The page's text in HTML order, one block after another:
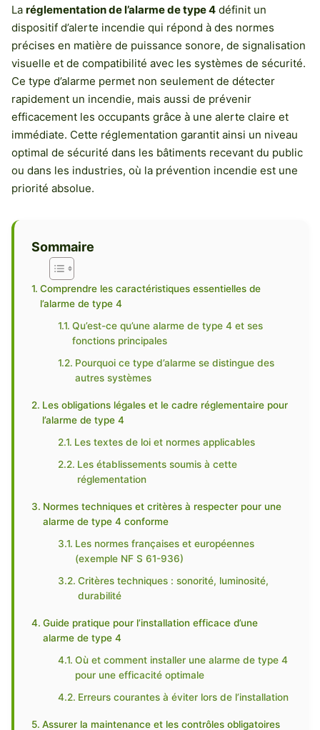
La réglementation de l’alarme de type 4 définit un
dispositif d’alerte incendie qui répond à des normes
précises en matière de puissance sonore, de signalisation
visuelle et de compatibilité avec les systèmes de sécurité.
Ce type d’alarme permet non seulement de détecter
rapidement un incendie, mais aussi de prévenir
efficacement les occupants grâce à une alerte claire et
immédiate. Cette réglementation garantit ainsi un niveau
optimal de sécurité dans les bâtiments recevant du public
ou dans les industries, où la prévention incendie est une
priorité absolue.
Sommaire
Comprendre les caractéristiques essentielles de
l’alarme de type 4
Qu’est-ce qu’une alarme de type 4 et ses
fonctions principales
Pourquoi ce type d’alarme se distingue des
autres systèmes
Les obligations légales et le cadre réglementaire pour
l’alarme de type 4
Les textes de loi et normes applicables
Les établissements soumis à cette
réglementation
Normes techniques et critères à respecter pour une
alarme de type 4 conforme
Les normes françaises et européennes
(exemple NF S 61-936)
Critères techniques : sonorité, luminosité,
durabilité
Guide pratique pour l’installation efficace d’une
alarme de type 4
Où et comment installer une alarme de type 4
pour une efficacité optimale
Erreurs courantes à éviter lors de l’installation
Assurer la maintenance et les contrôles obligatoires